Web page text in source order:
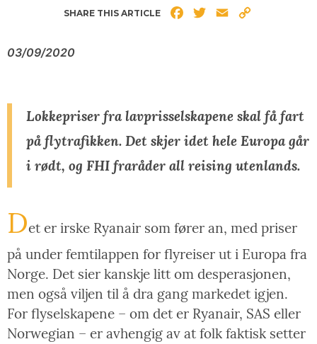
SHARE THIS ARTICLE FacebookTwitterEmail
03/09/2020
Lokkepriser fra lavprisselskapene skal få fart
på flytrafikken. Det skjer idet hele Europa går
i rødt, og FHI fraråder all reising utenlands.
Det er irske Ryanair som fører an, med priser
på under femtilappen for flyreiser ut i Europa fra
Norge. Det sier kanskje litt om desperasjonen,
men også viljen til å dra gang markedet igjen.
For flyselskapene – om det er Ryanair, SAS eller
Norwegian – er avhengig av at folk faktisk setter